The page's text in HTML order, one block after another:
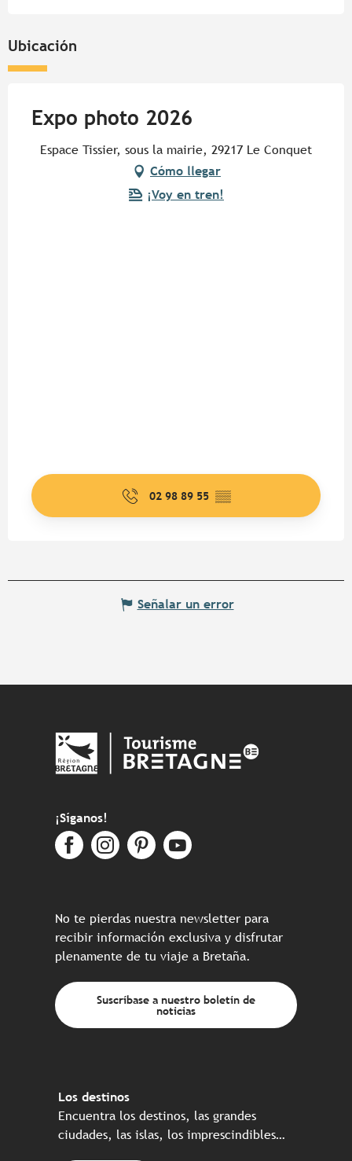
Ubicación
Expo photo 2026
Espace Tissier, sous la mairie, 29217 Le Conquet
Cómo llegar
¡Voy en tren!
02 98 89 55 ▒▒
Señalar un error
¡Síganos!
No te pierdas nuestra newsletter para
recibir información exclusiva y disfrutar
plenamente de tu viaje a Bretaña.
Suscríbase a nuestro boletín de
noticias
Los destinos
Encuentra los destinos, las grandes
ciudades, las islas, los imprescindibles…